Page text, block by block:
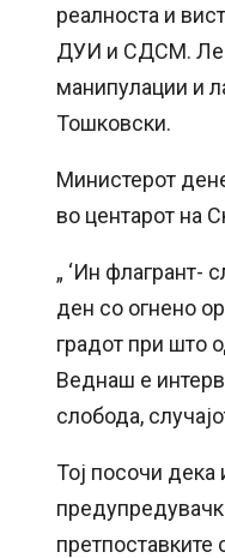
реалноста и
ДУИ и СДСМ.
манипулации и
Тошковски.
Министерот
во центарот на
„ ‘Ин флагрант-
ден со огнено
градот при што
Веднаш е
слобода,
Тој посочи дека
претпоставките